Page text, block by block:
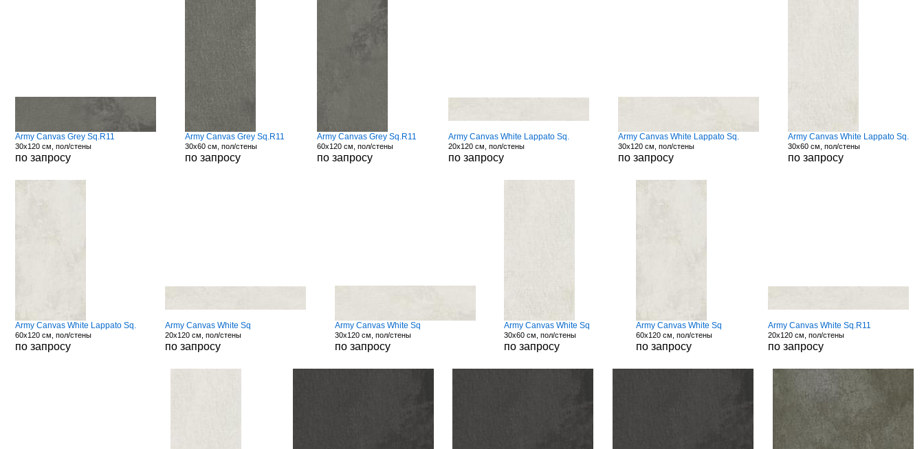
Army Canvas Grey Sq.R11
30x120 см, пол/стены
по запросу
Army Canvas Grey Sq.R11
30x60 см, пол/стены
по запросу
Army Canvas Grey Sq.R11
60x120 см, пол/стены
по запросу
Army Canvas White Lappato Sq.
20x120 см, пол/стены
по запросу
Army Canvas White Lappato Sq.
30x120 см, пол/стены
по запросу
Army Canvas White Lappato Sq.
30x60 см, пол/стены
по запросу
Army Canvas White Lappato Sq.
60x120 см, пол/стены
по запросу
Army Canvas White Sq
20x120 см, пол/стены
по запросу
Army Canvas White Sq
30x120 см, пол/стены
по запросу
Army Canvas White Sq
30x60 см, пол/стены
по запросу
Army Canvas White Sq
60x120 см, пол/стены
по запросу
Army Canvas White Sq.R11
20x120 см, пол/стены
по запросу